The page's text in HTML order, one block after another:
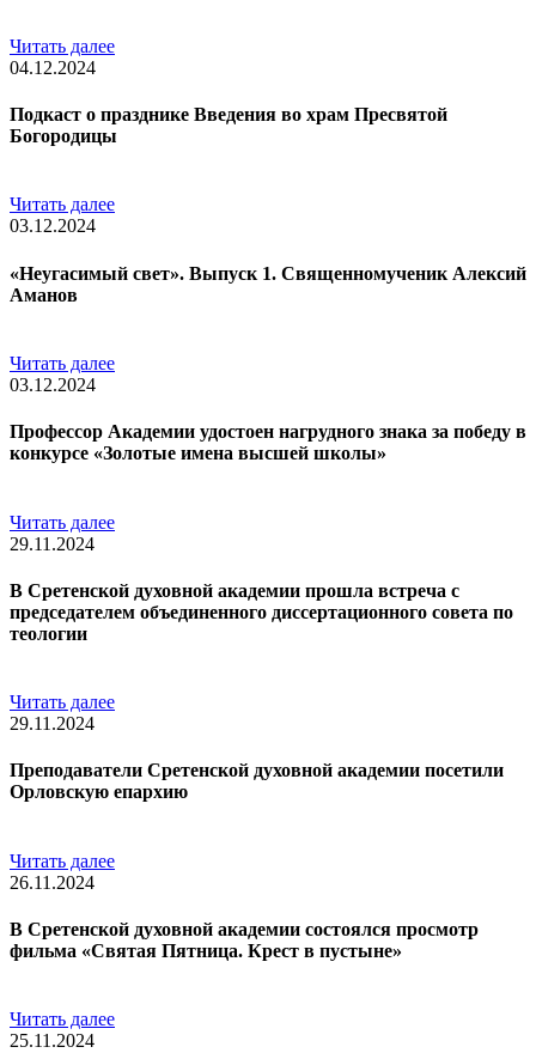
Читать далее
04.12.2024
Подкаст о празднике Введения во храм Пресвятой
Богородицы
Читать далее
03.12.2024
«Неугасимый свет». Выпуск 1. Священномученик Алексий
Аманов
Читать далее
03.12.2024
Профессор Академии удостоен нагрудного знака за победу в
конкурсе «Золотые имена высшей школы»
Читать далее
29.11.2024
В Сретенской духовной академии прошла встреча с
председателем объединенного диссертационного совета по
теологии
Читать далее
29.11.2024
Преподаватели Сретенской духовной академии посетили
Орловскую епархию
Читать далее
26.11.2024
В Сретенской духовной академии состоялся просмотр
фильма «Святая Пятница. Крест в пустыне»
Читать далее
25.11.2024